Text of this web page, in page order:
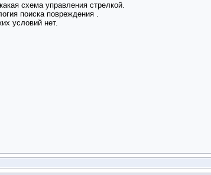
схема управления стрелкой.
поиска повреждения .
условий нет.